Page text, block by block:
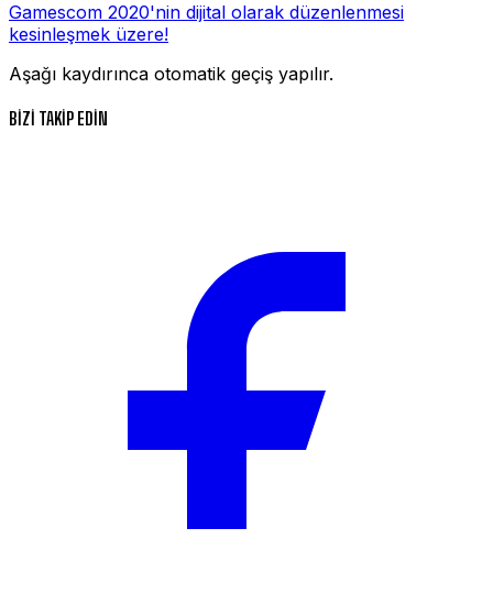
Gamescom 2020'nin dijital olarak düzenlenmesi
kesinleşmek üzere!
Aşağı kaydırınca otomatik geçiş yapılır.
BİZİ TAKİP EDİN